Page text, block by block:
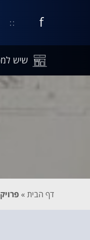
קישור
בחלון
חדש
בפייסבוק
שיש
דף הבית »